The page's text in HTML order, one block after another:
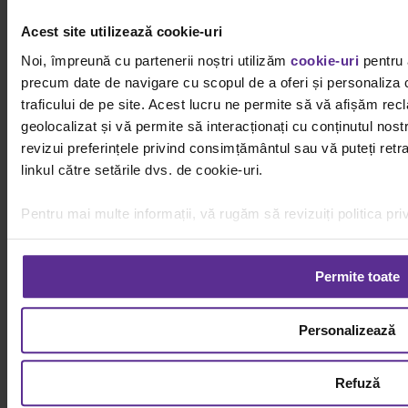
Acest site utilizează cookie-uri
Noi, împreună cu partenerii noștri utilizăm cookie-uri
precum date de navigare cu scopul de a oferi și
traficului de pe site. Acest lucru ne permite să vă afișăm
geolocalizat și vă permite să interacționați cu conținutul
revizui preferințele privind consimțământul sau vă puteți
linkul către setările dvs. de cookie-uri.
Pentru mai multe informații, vă rugăm să revizuiți politica
Permite toate
Personalizează
Refuză
Sursă foto: Magnific
Bibliografie:
St. Andrews International School, The Science
Behind Sensory Play,
https://www.standrewssukhumvit.com/science-
behind-sensory-play/, accesat la 18.06.2026.
⟵ Înapoi la text
Florin Adamache